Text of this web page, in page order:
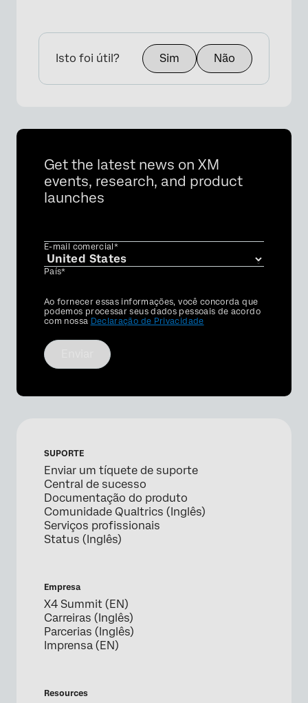
Isto foi útil? Sim Não
Get the latest news on XM
events, research, and product
launches
E-mail comercial*
País*
Privacy
Optin
Ao fornecer essas informações, você concorda que
podemos processar seus dados pessoais de acordo
com nossa Declaração de Privacidade
SUPORTE
Enviar um tíquete de suporte
Central de sucesso
Documentação do produto
Comunidade Qualtrics (Inglês)
Serviços profissionais
Status (Inglês)
Empresa
X4 Summit (EN)
Carreiras (Inglês)
Parcerias (Inglês)
Imprensa (EN)
Resources